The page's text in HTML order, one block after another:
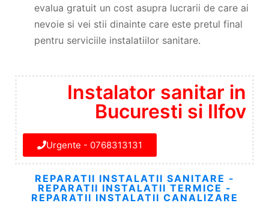
evalua gratuit un cost asupra lucrarii de care ai
nevoie si vei stii dinainte care este pretul final
pentru serviciile instalatiilor sanitare.
Instalator sanitar in
Bucuresti si Ilfov
Urgente - 0768313131
REPARATII INSTALATII SANITARE -
REPARATII INSTALATII TERMICE -
REPARATII INSTALATII CANALIZARE